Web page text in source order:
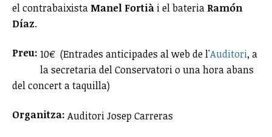
el contrabaixista Manel Fortià i el bateria Ramón
Díaz.
Preu: 10€ (Entrades anticipades al web de l'Auditori, a
la secretaria del Conservatori o una hora abans
del concert a taquilla)
Organitza: Auditori Josep Carreras